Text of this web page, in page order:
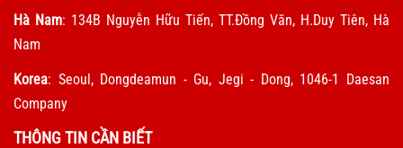
Hà Nam: 134B Nguyễn Hữu Tiến, TT.Đồng Văn, H.Duy Tiên, Hà
Nam
Korea: Seoul, Dongdeamun - Gu, Jegi - Dong, 1046-1 Daesan
Company
THÔNG TIN CẦN BIẾT